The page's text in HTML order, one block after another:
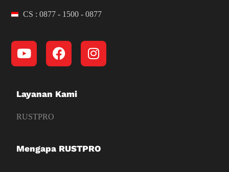
CS : 0877 - 1500 - 0877
Layanan Kami
RUSTPRO
Mengapa RUSTPRO